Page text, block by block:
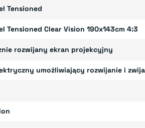
Tensioned
Tensioned Clear Vision 190x143cm 4:3
rozwijany ekran projekcyjny
umożliwiający rozwijanie i